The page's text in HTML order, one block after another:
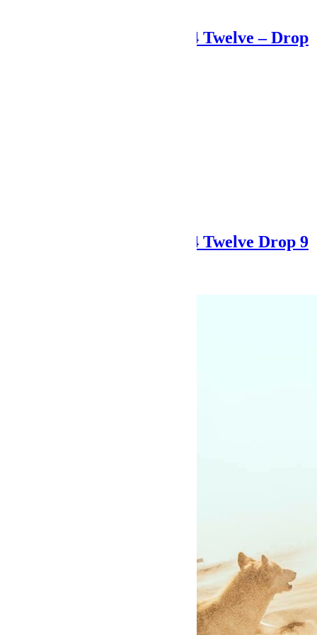
Programme Jeep Twelve 4 Twelve – Drop
Programme Jeep Twelve 4 Twelve Drop 9